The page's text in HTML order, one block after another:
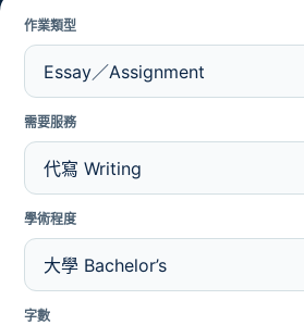
作業類型
需要服務
學術程度
字數